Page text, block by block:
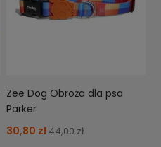
Zee Dog Obroża dla psa
Parker
30,80 zł44,00 zł